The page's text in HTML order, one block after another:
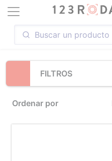
FILTROS
Ordenar por
Loading...